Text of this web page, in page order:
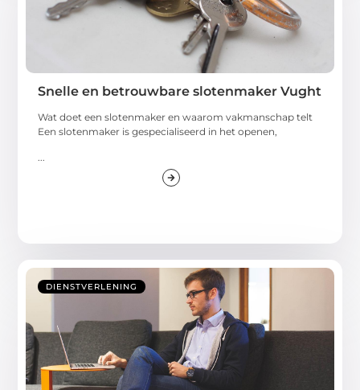
Snelle en betrouwbare slotenmaker Vught
Wat doet een slotenmaker en waarom vakmanschap telt
Een slotenmaker is gespecialiseerd in het openen,
...
DIENSTVERLENING